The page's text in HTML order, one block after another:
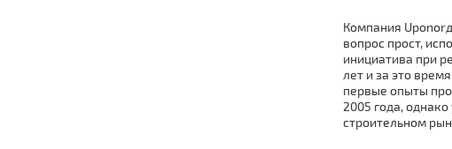
Компания
вопрос прост,
инициатива при
лет и за это
первые опыты
2005 года,
строительном